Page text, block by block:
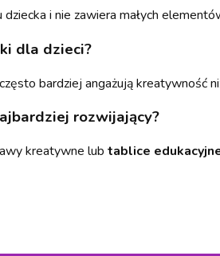
i nie zawiera małych
dla dzieci?
bardziej angażują kreatywność
rozwijający?
kreatywne lub tablice